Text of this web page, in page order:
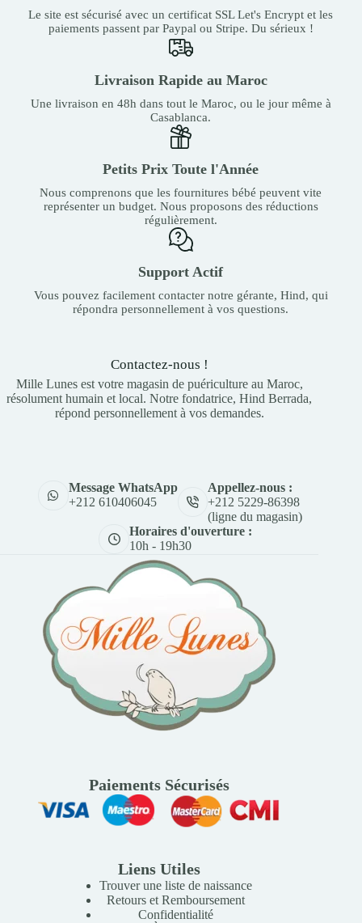
Le site est sécurisé avec un certificat SSL Let's Encrypt et les
paiements passent par Paypal ou Stripe. Du sérieux !
Livraison Rapide au Maroc
Une livraison en 48h dans tout le Maroc, ou le jour même à
Casablanca.
Petits Prix Toute l'Année
Nous comprenons que les fournitures bébé peuvent vite
représenter un budget. Nous proposons des réductions
régulièrement.
Support Actif
Vous pouvez facilement contacter notre gérante, Hind, qui
répondra personnellement à vos questions.
Contactez-nous !
Mille Lunes est votre magasin de puériculture au Maroc,
résolument humain et local. Notre fondatrice, Hind Berrada,
répond personnellement à vos demandes.
Message WhatsApp
+212 610406045
Appellez-nous :
+212 5229-86398
(ligne du magasin)
Horaires d'ouverture :
10h - 19h30
Paiements Sécurisés
Liens Utiles
Trouver une liste de naissance
Retours et Remboursement
Confidentialité